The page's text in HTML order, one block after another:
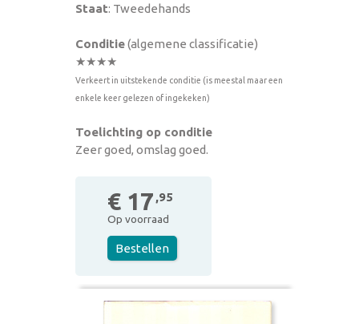
Staat: Tweedehands
Conditie(algemene classificatie)
★★★★
Verkeert in uitstekende conditie (is meestal maar een
enkele keer gelezen of ingekeken)
Toelichting op conditie
Zeer goed, omslag goed.
€ 17 ,95
Op voorraad
Bestellen